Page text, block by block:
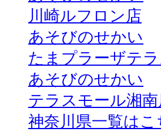
川崎ルフロン店
あそびのせかい
たまプラーザテ
あそびのせかい
テラスモール湘南
神奈川県一覧はこ